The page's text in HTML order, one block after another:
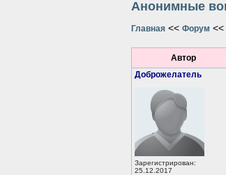
Анонимные
Главная << Форум <<
Автор
Доброжелатель
Зарегистрирован:
25.12.2017